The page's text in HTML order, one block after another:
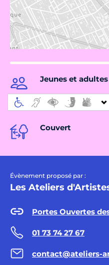
Jeunes et adultes
Couvert
Évènement proposé par :
Les Ateliers
01 73 74 27 67
contact@ateliers-